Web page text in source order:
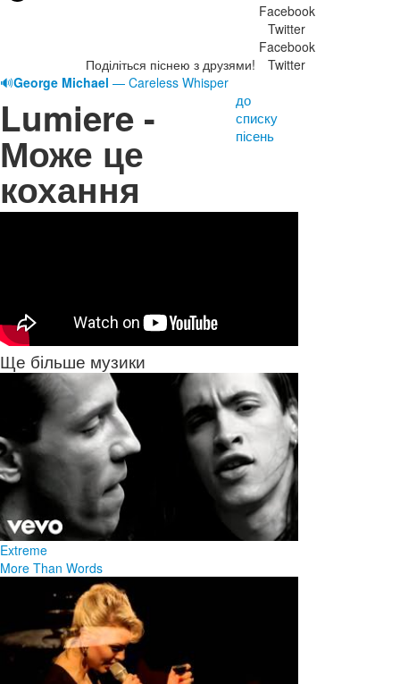
Поділіться піснею з друзями!
Facebook
Twitter
Facebook
Twitter
🔊George Michael — Careless Whisper
Lumiere -
Може це
кохання
до
списку
пісень
Ще більше музики
Extreme
More Than Words